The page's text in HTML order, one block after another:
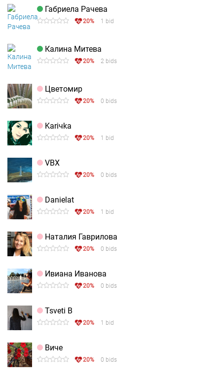
Габриела Рачева
20% 1 bid
Калина Митева
20% 2 bids
Цветомир
20% 0 bids
Kariчka
20% 1 bid
VBX
20% 0 bids
Danielat
20% 1 bid
Наталия Гаврилова
20% 0 bids
Ивиана Иванова
20% 0 bids
Tsveti B
20% 1 bid
Виче
20% 0 bids